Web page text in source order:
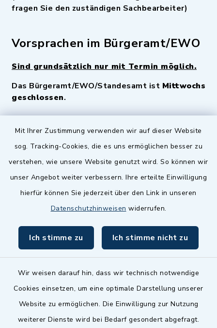
Mit Ihrer Zustimmung verwenden wir auf dieser Website
sog. Tracking-Cookies, die es uns ermöglichen besser zu
verstehen, wie unsere Website genutzt wird. So können wir
unser Angebot weiter verbessern. Ihre erteilte Einwilligung
hierfür können Sie jederzeit über den Link in unseren
Datenschutzhinweisen widerrufen.
Ich stimme zu Ich stimme nicht zu
Wir weisen darauf hin, dass wir technisch notwendige
Cookies einsetzen, um eine optimale Darstellung unserer
Website zu ermöglichen. Die Einwilligung zur Nutzung
weiterer Dienste wird bei Bedarf gesondert abgefragt.
fragen Sie den zuständigen Sachbearbeiter)
Vorsprachen im Bürgeramt/EWO
Sind grundsätzlich nur mit Termin möglich.
Das Bürgeramt/EWO/Standesamt ist Mittwochs
geschlossen.
Quicklinks
Zenngrund Allianz
Dillenberggruppe
inixmedia GmbH